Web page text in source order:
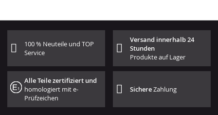
100 % Neuteile und TOP
Service
Versand innerhalb 24
Stunden
Produkte auf Lager
Alle Teile zertifiziert und
homologiert mit e-
Prüfzeichen
SichereZahlung